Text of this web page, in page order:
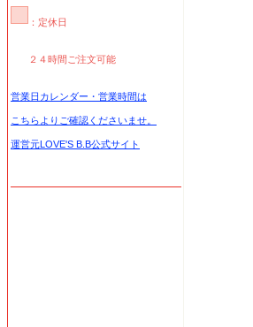
：定休日
２４時間ご注文可能
営業日カレンダー・営業時間は
こちらよりご確認くださいませ。
運営元LOVE'S B.B公式サイト